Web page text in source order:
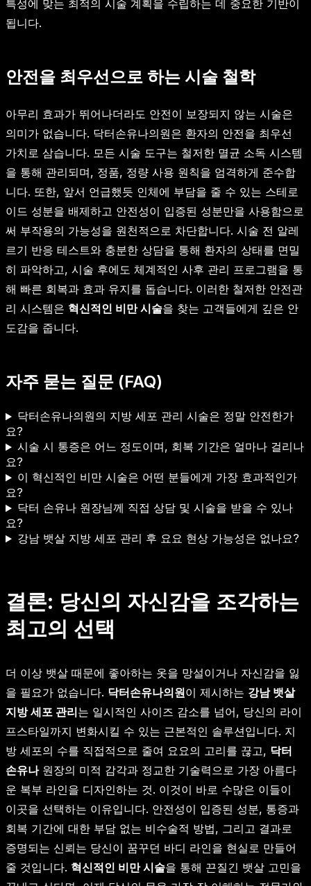
특성에 맞는 최적의 시술 계획을 수립하는 데 중요한 기반이
됩니다.
안전을 최우선으로 하는 시술 철학
아무리 효과가 뛰어나더라도 안전이 보장되지 않는 시술은
의미가 없습니다. 닥터손유나의원은 환자의 안전을 최우선
가치로 삼습니다. 모든 시술 도구는 철저한 멸균 소독 시스템
을 통해 관리되며, 정품, 정량 사용 원칙을 엄격하게 준수합
니다. 또한, 앞서 언급했듯 인체에 부담을 줄 수 있는 스테로
이드 성분을 배제하고 안전성이 입증된 성분만을 사용함으로
써 부작용의 가능성을 원천적으로 차단합니다. 시술 전 알레
르기 반응 테스트와 충분한 상담을 통해 환자의 상태를 면밀
히 파악하고, 시술 후에도 체계적인 사후 관리 프로그램을 통
해 빠른 회복과 효과 유지를 돕습니다. 이러한 철저한 안전관
리 시스템은 혁신적인 비만 시술을 찾는 고객들에게 깊은 안
도감을 줍니다.
자주 묻는 질문 (FAQ)
닥터손유나의원의 지방 세포 관리 시술은 정말 안전한가
요?
시술 시 통증은 어느 정도이며, 회복 기간은 얼마나 걸리나
요?
이 혁신적인 비만 시술은 어떤 분들에게 가장 효과적인가
요?
닥터 손유나 원장님께 직접 상담 및 시술을 받을 수 있나
요?
강남 뱃살 지방 세포 관리 후 요요 현상 가능성은 없나요?
결론: 당신의 자신감을 조각하는
최고의 선택
더 이상 뱃살 때문에 좋아하는 옷을 망설이거나 자신감을 잃
을 필요가 없습니다. 닥터손유나의원이 제시하는 강남 뱃살
지방 세포 관리는 일시적인 사이즈 감소를 넘어, 당신의 라이
프스타일까지 변화시킬 수 있는 근본적인 솔루션입니다. 지
방 세포의 수를 직접적으로 줄여 요요의 고리를 끊고, 닥터
손유나원장의 미적 감각과 정교한 기술력으로 가장 아름다
운 복부 라인을 디자인하는 것. 이것이 바로 수많은 이들이
이곳을 선택하는 이유입니다. 안전성이 입증된 성분, 통증과
회복 기간에 대한 부담 없는 비수술적 방법, 그리고 결과로
증명되는 신뢰는 당신이 꿈꾸던 바디 라인을 현실로 만들어
줄 것입니다. 혁신적인 비만 시술을 통해 끈질긴 뱃살 고민을